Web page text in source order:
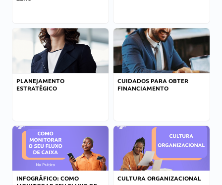
PLANEJAMENTO
ESTRATÉGICO
CUIDADOS PARA OBTER
FINANCIAMENTO
INFOGRÁFICO: COMO
CULTURA ORGANIZACIONAL